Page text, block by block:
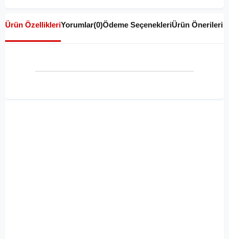
Ürün ÖzellikleriYorumlar(0)Ödeme SeçenekleriÜrün Önerileri